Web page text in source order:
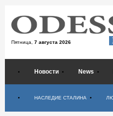
Пятница, 7 августа 2026
Новости News
НАСЛЕДИЕ СТАЛИНА